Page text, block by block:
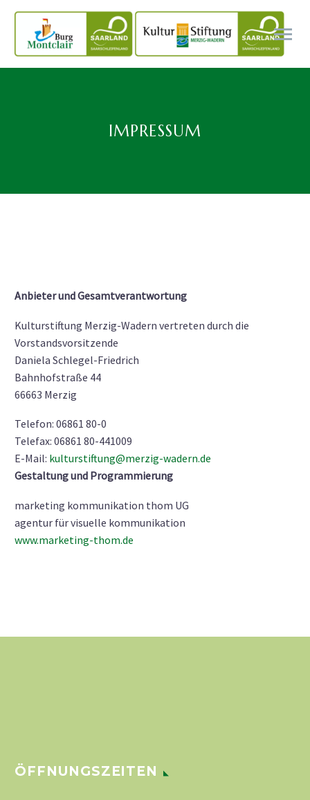
IMPRESSUM
Anbieter und Gesamtverantwortung
Kulturstiftung Merzig-Wadern vertreten durch die
Vorstandsvorsitzende
Daniela Schlegel-Friedrich
Bahnhofstraße 44
66663 Merzig
Telefon: 06861 80-0
Telefax: 06861 80-441009
E-Mail: kulturstiftung@merzig-wadern.de
Gestaltung und Programmierung
marketing kommunikation thom UG
agentur für visuelle kommunikation
www.marketing-thom.de
ÖFFNUNGSZEITEN